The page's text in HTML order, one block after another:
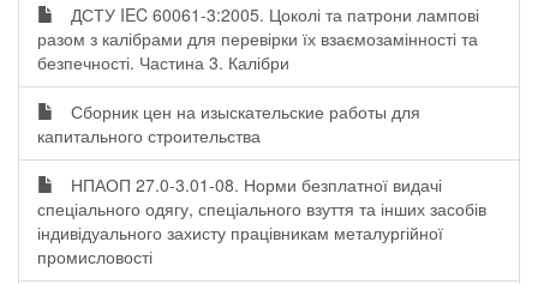
ДСТУ IEC 60061-3:2005. Цоколі та патрони лампові
разом з калібрами для перевірки їх взаємозамінності та
безпечності. Частина 3. Калібри
Сборник цен на изыскательские работы для
капитального строительства
НПАОП 27.0-3.01-08. Норми безплатної видачі
спеціального одягу, спеціального взуття та інших засобів
індивідуального захисту працівникам металургійної
промисловості